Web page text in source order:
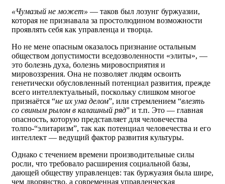
«Чумазый не может» — таков был лозунг буржуазии,
которая не признавала за простолюдином возможности
проявлять себя как управленца и творца.
Но не мене опасным оказалось признание остальным
обществом допустимости вседозволенности «элиты», —
это болезнь духа, болезнь мировосприятия и
мировоззрения. Она не позволяет людям освоить
генетически обусловленный потенциал развития, прежде
всего интеллектуальный, поскольку слишком многое
признаётся “не их ума делом”, или стремлением “влезть
со свиным рылом в калашный ряд” и т.п. Это — главная
опасность, которую представляет для человечества
толпо-“элитаризм”, так как потенциал человечества и его
интеллект — ведущий фактор развития культуры.
Однако с течением времени производительные силы
росли, что требовало расширения социальной базы,
дающей обществу управленцев: так буржуазия была шире,
чем дворянство, а современная управленческая